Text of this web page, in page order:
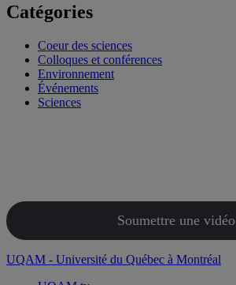
Catégories
Coeur des sciences
Colloques et conférences
Environnement
Événements
Sciences
Soumettre une vidéo
UQAM - Université du Québec à Montréal